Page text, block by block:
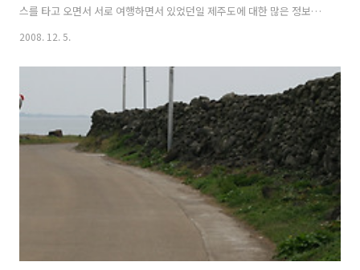
스를 타고 오면서 서로 여행하면서 있었던일 제주도에 대한 많은 정보들
을 주고 받았습니다. 그분은 일주일전에 오셔서 제주도의 많은 곳을 다녔
일더 제주도에 있을 예정이라고 합니다. 저도 여유있게 제주도에 왔다면
많은것들을 시간을 두고서 여행을 할 수 있었는데라는 아쉬움이 들기도
했습니다. 그러나 여행은 어느정도의 아쉬움을 안고 돌아가야 다음에 또
올수 있는 기회를 마련할 수 있는것 같다고 생각합니다. 한 번에 많은 것
을 얻어갈순 없으니까 말입니다. 그 분과 제주시에서 헤어지고 저는 용두
2008. 12. 5.